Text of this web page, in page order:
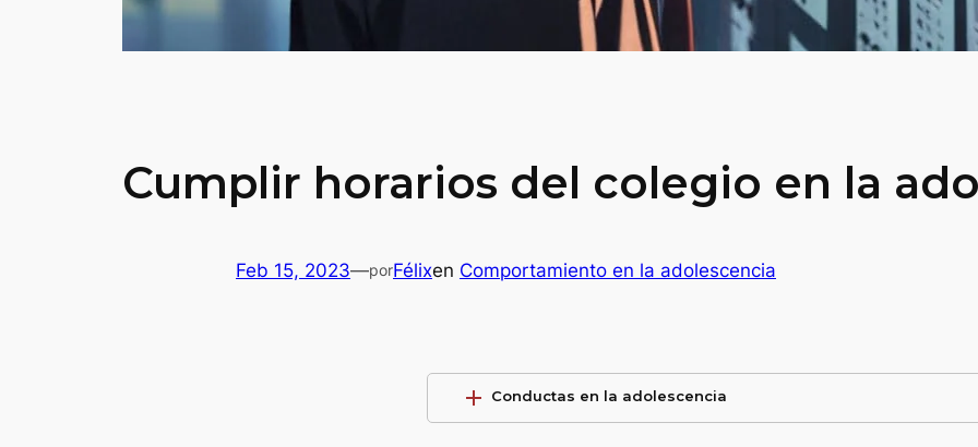
Cumplir horarios del colegio en la
Feb 15, 2023—porFélixen Comportamiento en la adolescencia
add Conductas en la adolescencia